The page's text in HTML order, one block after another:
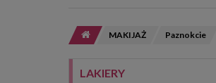
MAKIJAŻ Paznokcie
LAKIERY